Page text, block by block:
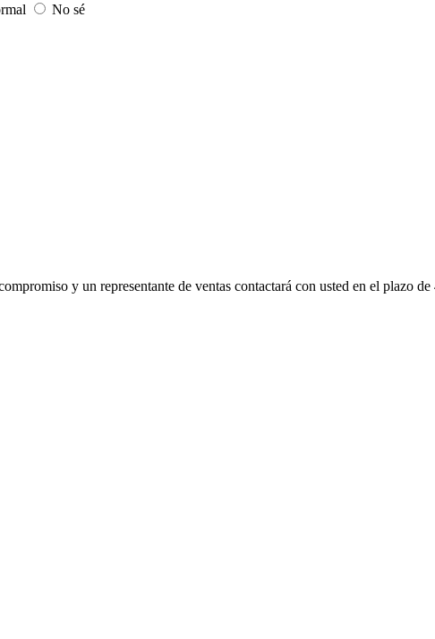
No sé
y un representante de ventas contactará con usted en el plazo de